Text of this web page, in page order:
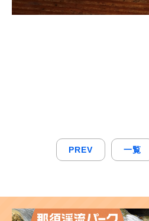
PREV 一覧